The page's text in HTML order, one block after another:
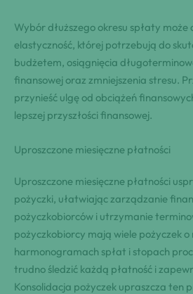
Wybór dłuższego okresu spłaty
elastyczność, której potrzebują do
budżetem, osiągnięcia
finansowej oraz zmniejszenia stresu.
przynieść ulgę od obciążeń
lepszej przyszłości finansowej.
Uproszczone miesięczne płatności
Uproszczone miesięczne płatności
pożyczki, ułatwiając zarządzanie
pożyczkobiorców i utrzymanie
pożyczkobiorcy mają wiele pożyczek o
harmonogramach spłat i stopach
trudno śledzić każdą płatność i
Konsolidacja pożyczek upraszcza ten